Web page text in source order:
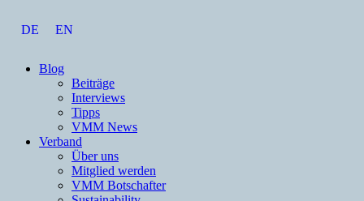
DE EN
Blog
Beiträge
Interviews
Tipps
VMM News
Verband
Über uns
Mitglied werden
VMM Botschafter